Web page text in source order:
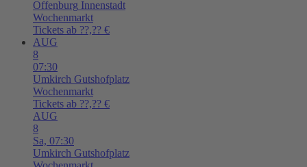
Offenburg Innenstadt
Wochenmarkt
Tickets ab ??,?? €
AUG
8
07:30
Umkirch Gutshofplatz
Wochenmarkt
Tickets ab ??,?? €
AUG
8
Sa, 07:30
Umkirch Gutshofplatz